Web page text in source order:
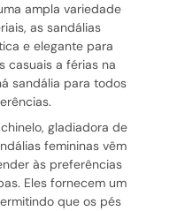
ampla variedade
as sandálias
e elegante para
casuais a férias na
sandália para todos
gladiadora de
femininas vêm
às preferências
Eles fornecem um
que os pés